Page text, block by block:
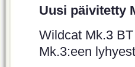
Uusi päivitetty
Wildcat Mk.3
Mk.3:een